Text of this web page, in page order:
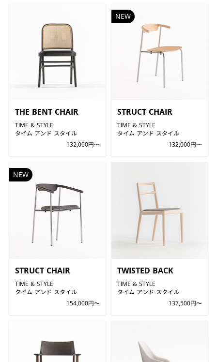
THE BENT CHAIR
TIME & STYLE
タイム アンド スタイル
132,000円〜
STRUCT CHAIR
TIME & STYLE
タイム アンド スタイル
132,000円〜
NEW
STRUCT CHAIR
TIME & STYLE
タイム アンド スタイル
154,000円〜
NEW
TWISTED BACK
TIME & STYLE
タイム アンド スタイル
137,500円〜